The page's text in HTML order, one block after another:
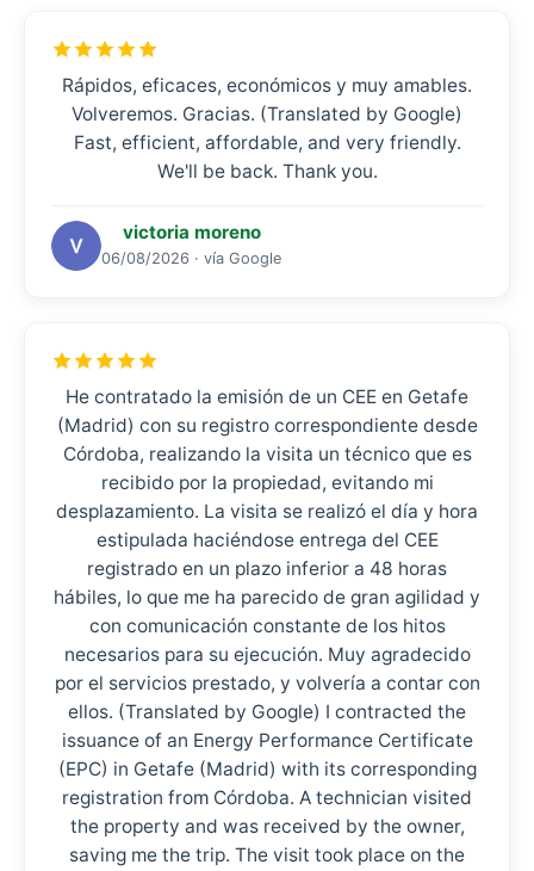
Rápidos, eficaces, económicos y muy amables.
Volveremos. Gracias. (Translated by Google)
Fast, efficient, affordable, and very friendly.
We'll be back. Thank you.
victoria moreno
06/08/2026 · vía Google
He contratado la emisión de un CEE en Getafe
(Madrid) con su registro correspondiente desde
Córdoba, realizando la visita un técnico que es
recibido por la propiedad, evitando mi
desplazamiento. La visita se realizó el día y hora
estipulada haciéndose entrega del CEE
registrado en un plazo inferior a 48 horas
hábiles, lo que me ha parecido de gran agilidad y
con comunicación constante de los hitos
necesarios para su ejecución. Muy agradecido
por el servicios prestado, y volvería a contar con
ellos. (Translated by Google) I contracted the
issuance of an Energy Performance Certificate
(EPC) in Getafe (Madrid) with its corresponding
registration from Córdoba. A technician visited
the property and was received by the owner,
saving me the trip. The visit took place on the